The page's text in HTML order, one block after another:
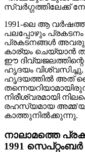
സ്വർഗ്ഗത്തിലേക്ക്
1991-ലെ ആ
പലപ്പോഴും
പ്രകടനങ്ങൾ
കാര്യം ചെയ്യാൻ
ഈ
ഹൃദയം
ഹൃദയത്തിൽ അത്
നിരീശ്വരമായി
രഹസ്യമായ
കാത്തുനിൽക്കുന്നു.
നാലാമത്തെ
1991 സെപ്റ്റംബർ